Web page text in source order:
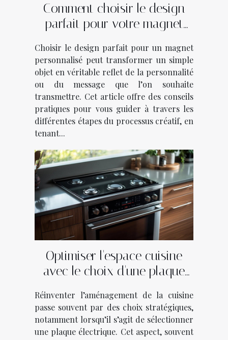
Comment choisir le design
parfait pour votre magnet
Choisir le design parfait pour un magnet
personnalisé peut transformer un simple
objet en véritable reflet de la personnalité
ou du message que l’on souhaite
transmettre. Cet article offre des conseils
pratiques pour vous guider à travers les
différentes étapes du processus créatif, en
tenant...
Optimiser l'espace cuisine
avec le choix d'une plaque
Réinventer l’aménagement de la cuisine
passe souvent par des choix stratégiques,
notamment lorsqu’il s’agit de sélectionner
une plaque électrique. Cet aspect, souvent